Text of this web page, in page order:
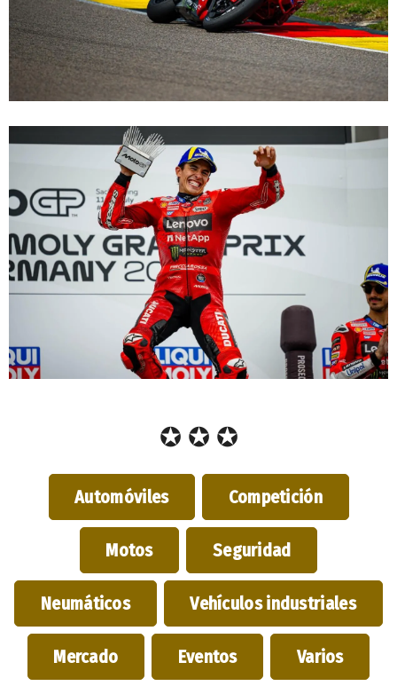
✪ ✪ ✪
Automóviles Competición
Motos Seguridad
Neumáticos Vehículos industriales
Mercado Eventos Varios